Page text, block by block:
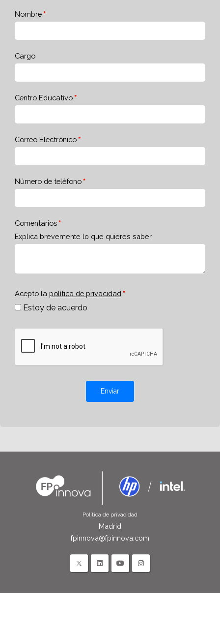
Nombre
Cargo
Centro Educativo
Correo Electrónico
Número de teléfono
Comentarios
Explica brevemente lo que quieres saber
Acepto la política de privacidad
Estoy de acuerdo
Enviar
Política de privacidad
Madrid
fpinnova@fpinnova.com